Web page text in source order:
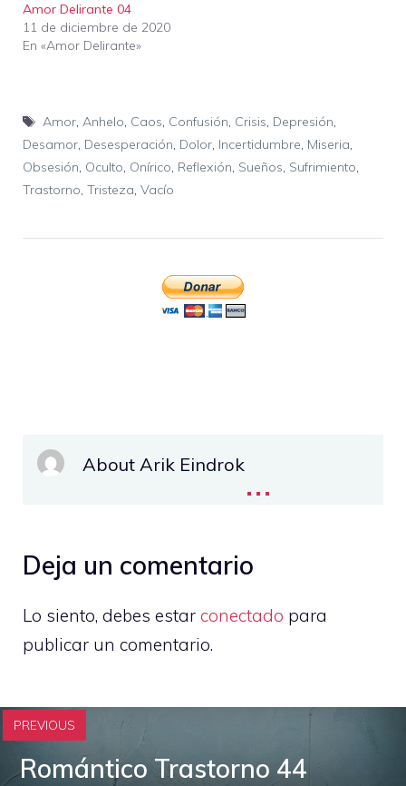
Amor Delirante 04
11 de diciembre de 2020
En «Amor Delirante»
Etiquetas
Amor, Anhelo, Caos, Confusión, Crisis, Depresión,
Desamor, Desesperación, Dolor, Incertidumbre, Miseria,
Obsesión, Oculto, Onírico, Reflexión, Sueños, Sufrimiento,
Trastorno, Tristeza, Vacío
About Arik Eindrok...
Deja un comentario
Lo siento, debes estar conectado para
publicar un comentario.
PREVIOUS
Romántico Trastorno 44